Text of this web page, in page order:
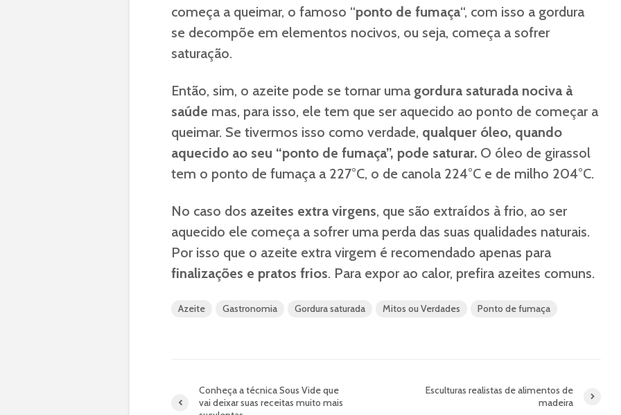
começa a queimar, o famoso “ponto de fumaça“, com isso a gordura
se decompõe em elementos nocivos, ou seja, começa a sofrer
saturação.
Então, sim, o azeite pode se tornar uma gordura saturada nociva à
saúde mas, para isso, ele tem que ser aquecido ao ponto de começar a
queimar. Se tivermos isso como verdade, qualquer óleo, quando
aquecido ao seu “ponto de fumaça”, pode saturar. O óleo de girassol
tem o ponto de fumaça a 227°C, o de canola 224°C e de milho 204°C.
No caso dos azeites extra virgens, que são extraídos à frio, ao ser
aquecido ele começa a sofrer uma perda das suas qualidades naturais.
Por isso que o azeite extra virgem é recomendado apenas para
finalizações e pratos frios. Para expor ao calor, prefira azeites comuns.
Azeite Gastronomia Gordura saturada Mitos ou Verdades Ponto de fumaça
Conheça a técnica Sous Vide que
vai deixar suas receitas muito mais
Esculturas realistas de alimentos de
madeira